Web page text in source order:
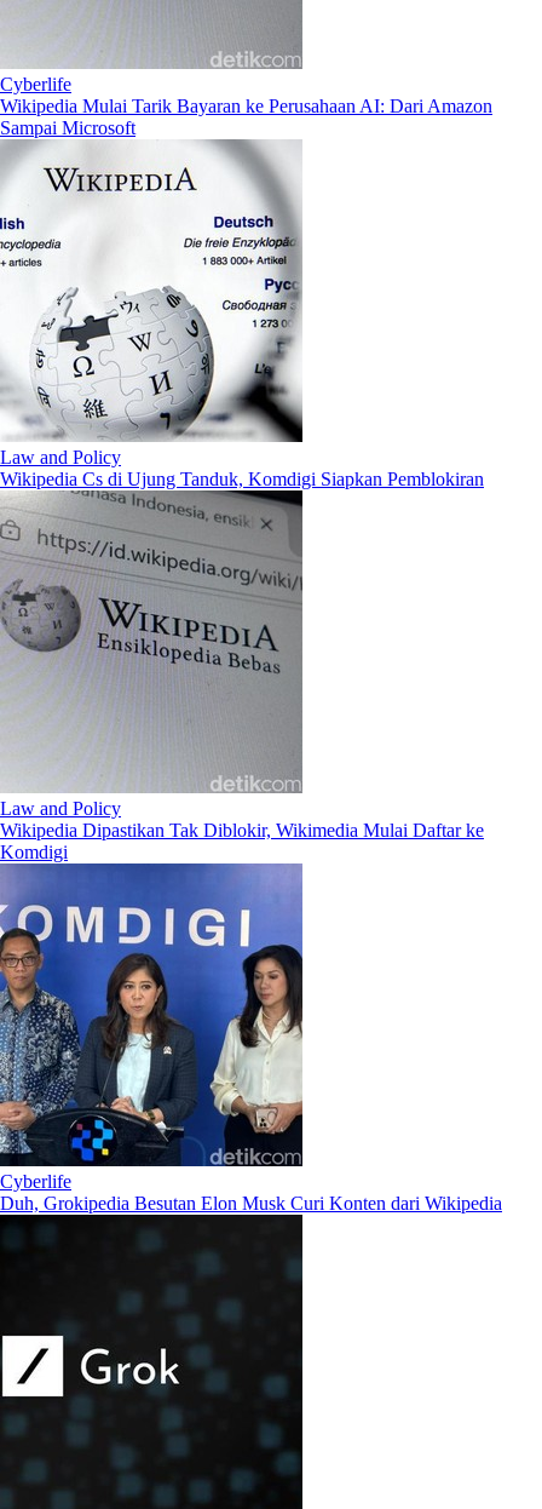
Cyberlife
Wikipedia Mulai Tarik Bayaran ke Perusahaan AI: Dari Amazon
Sampai Microsoft
Law and Policy
Wikipedia Cs di Ujung Tanduk, Komdigi Siapkan Pemblokiran
Law and Policy
Wikipedia Dipastikan Tak Diblokir, Wikimedia Mulai Daftar ke
Komdigi
Cyberlife
Duh, Grokipedia Besutan Elon Musk Curi Konten dari Wikipedia